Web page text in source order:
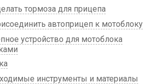
тормоза для прицепа
автоприцеп к мотоблоку
устройство для мотоблока
инструменты и материалы